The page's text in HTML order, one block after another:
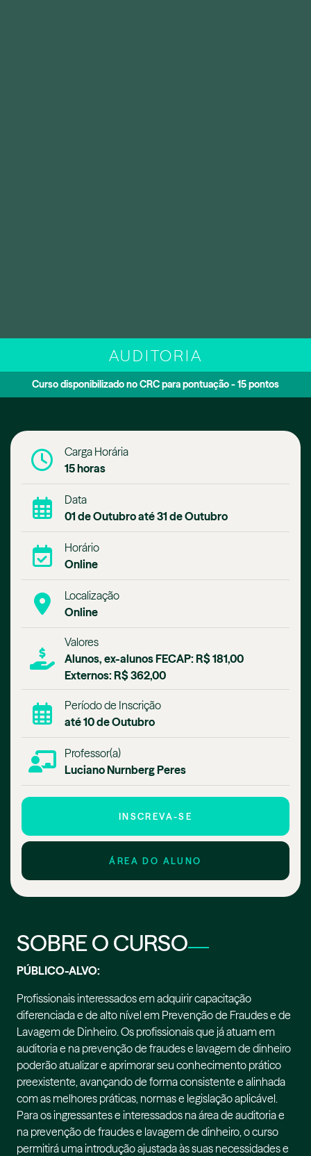
AUDITORIA
Curso disponibilizado no CRC para pontuação - 15 pontos
Carga Horária
15 horas
Data
01 de Outubro até 31 de Outubro
Horário
Online
Localização
Online
Valores
Alunos, ex-alunos FECAP: R$ 181,00
Externos: R$ 362,00
Período de Inscrição
até 10 de Outubro
Professor(a)
Luciano Nurnberg Peres
INSCREVA-SE
ÁREA DO ALUNO
SOBRE O CURSO
PÚBLICO-ALVO:
Profissionais interessados em adquirir capacitação
diferenciada e de alto nível em Prevenção de Fraudes e de
Lavagem de Dinheiro. Os profissionais que já atuam em
auditoria e na prevenção de fraudes e lavagem de dinheiro
poderão atualizar e aprimorar seu conhecimento prático
preexistente, avançando de forma consistente e alinhada
com as melhores práticas, normas e legislação aplicável.
Para os ingressantes e interessados na área de auditoria e
na prevenção de fraudes e lavagem de dinheiro, o curso
permitirá uma introdução ajustada às suas necessidades e